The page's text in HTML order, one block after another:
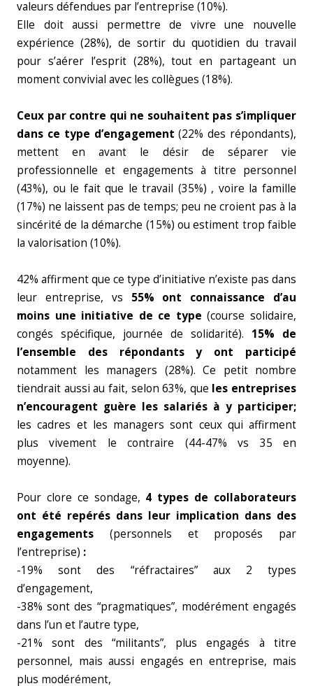
valeurs défendues par l’entreprise (10%).
Elle doit aussi permettre de vivre une nouvelle
expérience (28%), de sortir du quotidien du travail
pour s’aérer l’esprit (28%), tout en partageant un
moment convivial avec les collègues (18%).
Ceux par contre qui ne souhaitent pas s’impliquer
dans ce type d’engagement (22% des répondants),
mettent en avant le désir de séparer vie
professionnelle et engagements à titre personnel
(43%), ou le fait que le travail (35%) , voire la famille
(17%) ne laissent pas de temps; peu ne croient pas à la
sincérité de la démarche (15%) ou estiment trop faible
la valorisation (10%).
42% affirment que ce type d’initiative n’existe pas dans
leur entreprise, vs 55% ont connaissance d’au
moins une initiative de ce type (course solidaire,
congés spécifique, journée de solidarité). 15% de
l’ensemble des répondants y ont participé
notamment les managers (28%). Ce petit nombre
tiendrait aussi au fait, selon 63%, que les entreprises
n’encouragent guère les salariés à y participer;
les cadres et les managers sont ceux qui affirment
plus vivement le contraire (44-47% vs 35 en
moyenne).
Pour clore ce sondage, 4 types de collaborateurs
ont été repérés dans leur implication dans des
engagements (personnels et proposés par
l’entreprise) :
-19% sont des “réfractaires” aux 2 types
d’engagement,
-38% sont des “pragmatiques”, modérément engagés
dans l’un et l’autre type,
-21% sont des “militants”, plus engagés à titre
personnel, mais aussi engagés en entreprise, mais
plus modérément,